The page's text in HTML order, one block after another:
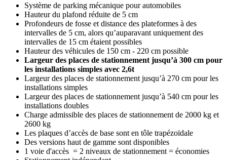
Système de parking mécanique pour automobiles
Hauteur du plafond réduite de 5 cm
Profondeurs de fosse et distance des plateformes à des
intervalles de 5 cm, alors qu’auparavant uniquement des
intervalles de 15 cm étaient possibles
Hauteur des véhicules de 150 cm - 220 cm possible
Largeur des places de stationnement jusqu’à 300 cm pour
les installations simples avec 2,6t
Largeur des places de stationnement jusqu’à 270 cm pour les
installations simples
Largeur des places de stationnement jusqu’à 540 cm pour les
installations doubles
Charge admissible des places de stationnement de 2000 kg et
2600 kg
Les plaques d’accès de base sont en tôle trapézoïdale
Des versions haut de gamme sont disponibles
1 voie d'accès = 2 niveaux de stationnement = économies